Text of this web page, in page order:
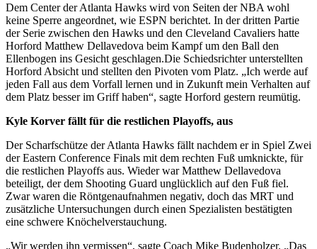
Dem Center der Atlanta Hawks wird von Seiten der NBA wohl
keine Sperre angeordnet, wie ESPN berichtet. In der dritten Partie
der Serie zwischen den Hawks und den Cleveland Cavaliers hatte
Horford Matthew Dellavedova beim Kampf um den Ball den
Ellenbogen ins Gesicht geschlagen.Die Schiedsrichter unterstellten
Horford Absicht und stellten den Pivoten vom Platz. „Ich werde auf
jeden Fall aus dem Vorfall lernen und in Zukunft mein Verhalten auf
dem Platz besser im Griff haben“, sagte Horford gestern reumütig.
Kyle Korver fällt für die restlichen Playoffs, aus
Der Scharfschütze der Atlanta Hawks fällt nachdem er in Spiel Zwei
der Eastern Conference Finals mit dem rechten Fuß umknickte, für
die restlichen Playoffs aus. Wieder war Matthew Dellavedova
beteiligt, der dem Shooting Guard unglücklich auf den Fuß fiel.
Zwar waren die Röntgenaufnahmen negativ, doch das MRT und
zusätzliche Untersuchungen durch einen Spezialisten bestätigten
eine schwere Knöchelverstauchung.
„Wir werden ihn vermissen“, sagte Coach Mike Budenholzer. „Das